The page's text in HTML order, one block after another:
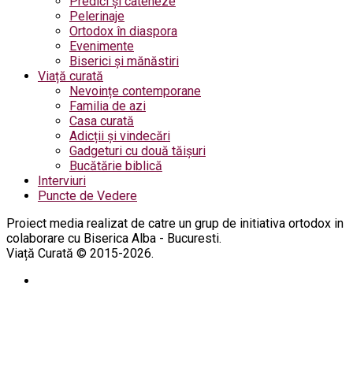
Pelerinaje
Ortodox în diaspora
Evenimente
Biserici și mănăstiri
Viață curată
Nevoințe contemporane
Familia de azi
Casa curată
Adicții și vindecări
Gadgeturi cu două tăișuri
Bucătărie biblică
Interviuri
Puncte de Vedere
Proiect media realizat de catre un grup de initiativa ortodox in
colaborare cu Biserica Alba - Bucuresti.
Viață Curată © 2015-2026.